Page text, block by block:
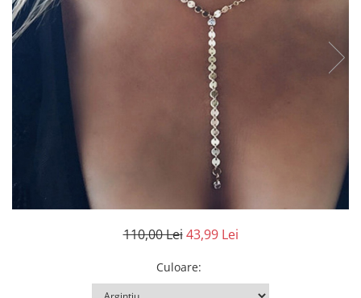
110,00 Lei 43,99 Lei
Culoare: